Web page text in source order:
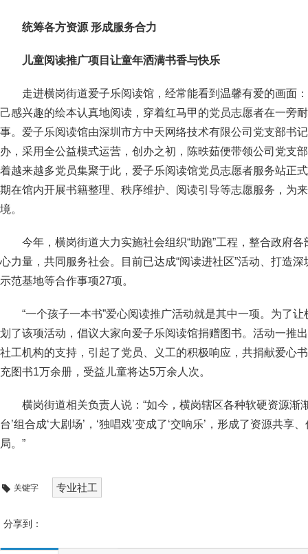
统筹各方资源 形成服务合力
儿童阅读推广项目让童年洒满书香与快乐
走进横岗街道爱子乐阅读馆，经常能看到温馨有爱的画面
己感兴趣的绘本认真地阅读，穿着红马甲的党员志愿者在一旁
事。爱子乐阅读馆由深圳市方中天网络技术有限公司党支部书
办，采用全公益模式运营，创办之初，陈昳茹便带领公司党支
着越来越多党员集聚于此，爱子乐阅读馆党员志愿者服务站正
期在馆内开展书籍整理、秩序维护、阅读引导等志愿服务，为
境。
今年，横岗街道大力实施社会组织“助跑”工程，整合政府
心力量，共同服务社会。目前已达成“阅读进社区”活动、打造
示范基地等合作事项27项。
“一个孩子一本书”爱心阅读推广活动就是其中一项。为了
划了该项活动，倡议大家向爱子乐阅读馆捐赠图书。活动一推
社工机构的支持，引起了党员、义工的积极响应，共捐献爱心
充图书1万余册，受益儿童将达5万余人次。
横岗街道相关负责人说：“如今，横岗辖区各种软硬资源渐
台’组合成‘大剧场’，‘独唱戏’变成了‘交响乐’，形成了资源共享
局。”
关键字 专业社工
分享到：